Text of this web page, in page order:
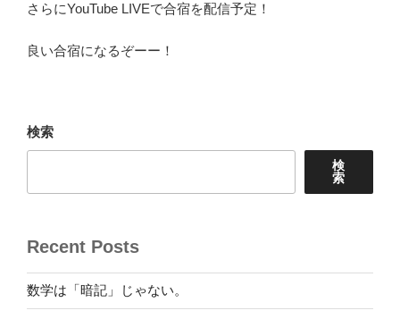
さらにYouTube LIVEで合宿を配信予定！
良い合宿になるぞーー！
検索
検
索
Recent Posts
数学は「暗記」じゃない。